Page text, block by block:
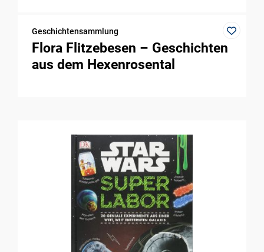
Geschichtensammlung
Flora Flitzebesen – Geschichten
aus dem Hexenrosental